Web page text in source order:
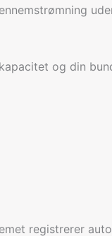
og din
registrerer